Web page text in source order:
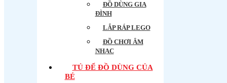
ĐỒ DÙNG GIA
ĐÌNH
LẮP RÁP LEGO
ĐỒ CHƠI ÂM
NHẠC
TỦ ĐỂ ĐỒ DÙNG CỦA
BÉ